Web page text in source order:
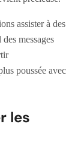
assister à des
messages
poussée avec
les